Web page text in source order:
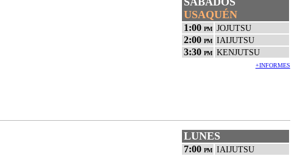
USAQUÉN
1:00 PM JOJUTSU
2:00 PM IAIJUTSU
3:30 PM KENJUTSU
+INFORMES
LUNES
7:00 PM IAIJUTSU